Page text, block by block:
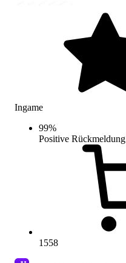
Ingame
99%
Positive Rückmeldung
1558